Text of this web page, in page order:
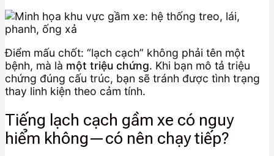
Điểm mấu chốt: “lạch cạch” không phải tên một
bệnh, mà là một triệu chứng. Khi bạn mô tả triệu
chứng đúng cấu trúc, bạn sẽ tránh được tình trạng
thay linh kiện theo cảm tính.
Tiếng lạch cạch gầm xe có nguy
hiểm không—có nên chạy tiếp?